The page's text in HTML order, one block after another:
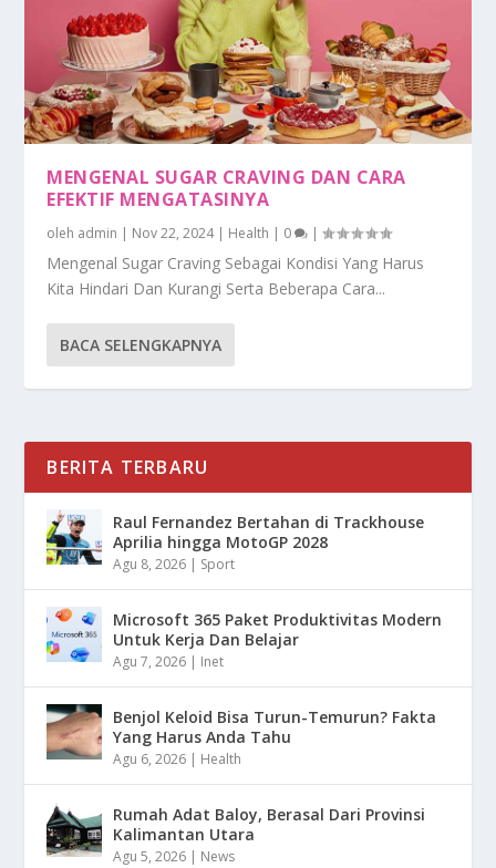
MENGENAL SUGAR CRAVING DAN CARA
EFEKTIF MENGATASINYA
oleh admin Nov 22, 2024| Health 0 |
Mengenal Sugar Craving Sebagai Kondisi Yang Harus
Kita Hindari Dan Kurangi Serta Beberapa Cara...
BACA SELENGKAPNYA
BERITA TERBARU
Raul Fernandez Bertahan di Trackhouse
Aprilia hingga MotoGP 2028
Agu 8, 2026 Sport
Microsoft 365 Paket Produktivitas Modern
Untuk Kerja Dan Belajar
Agu 7, 2026 Inet
Benjol Keloid Bisa Turun-Temurun? Fakta
Yang Harus Anda Tahu
Agu 6, 2026 Health
Rumah Adat Baloy, Berasal Dari Provinsi
Kalimantan Utara
Agu 5, 2026 News